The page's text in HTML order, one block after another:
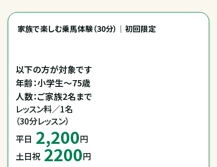
家族で楽しむ乗馬体験（30分）｜初回限定
以下の方が対象です
年齢：小学生～75歳
人数：ご家族2名まで
レッスン料／1名
（30分レッスン）
平日 2,200円
土日祝 2200円